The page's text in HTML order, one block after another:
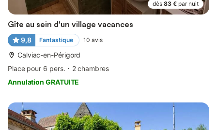
dès 83 € par nuit
Gîte au sein d'un village vacances
9,8 Fantastique 10 avis
Calviac-en-Périgord
Place pour 6 pers.
2 chambres
Annulation GRATUITE